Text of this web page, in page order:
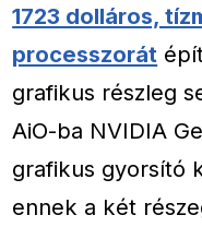
1723 dolláros,
processzorát
grafikus részleg
AiO-ba NVIDIA
grafikus gyorsító
ennek a két